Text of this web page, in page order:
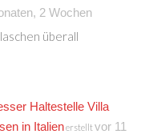
2 Wochen
überall
Haltestelle Villa
in Italienerstellt vor 11